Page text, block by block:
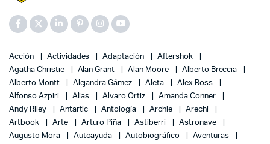
Acción Actividades Adaptación
Aftershok
Agatha Christie
Alan Grant Alan Moore
Alberto Breccia
Alberto Montt
Alejandra Gámez Aleta
Alex Ross
Alfonso Azpiri
Alias Alvaro Ortiz
Amanda Conner
Andy Riley
Antartic Antología Archie
Arechi
Artbook
Arte Arturo Piña Astiberri
Astronave
Augusto Mora
Autoayuda Autobiográfico
Aventuras